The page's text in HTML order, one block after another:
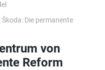
Die permanente
von
Reform